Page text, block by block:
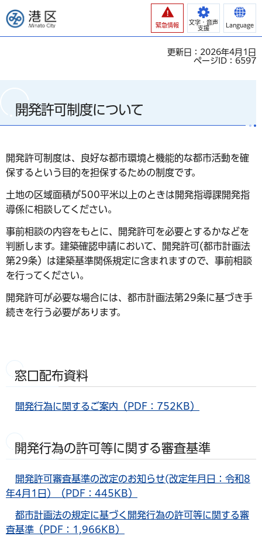
港区
緊急情報
文字・音声
支援
Language
更新日：2026年4月1日
ページID：6597
開発許可制度について
開発許可制度は、良好な都市環境と機能的な都市活動を確
保するという目的を担保するための制度です。
土地の区域面積が500平米以上のときは開発指導課開発指
導係に相談してください。
事前相談の内容をもとに、開発許可を必要とするかなどを
判断します。建築確認申請において、開発許可(都市計画法
第29条）は建築基準関係規定に含まれますので、事前相談
を行ってください。
開発許可が必要な場合には、都市計画法第29条に基づき手
続きを行う必要があります。
窓口配布資料
開発行為に関するご案内（PDF：752KB）
開発行為の許可等に関する審査基準
開発許可審査基準の改定のお知らせ(改定年月日：令和8
年4月1日）（PDF：445KB）
都市計画法の規定に基づく開発行為の許可等に関する審
査基準（PDF：1,966KB）